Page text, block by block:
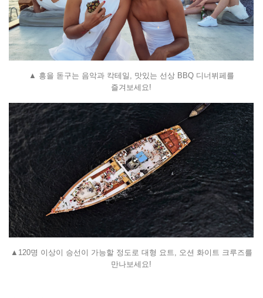
▲ 흥을 돋구는 음악과 칵테일, 맛있는 선상 BBQ 디너뷔페를
즐겨보세요!
▲120명 이상이 승선이 가능할 정도로 대형 요트, 오션 화이트 크루즈를
만나보세요!